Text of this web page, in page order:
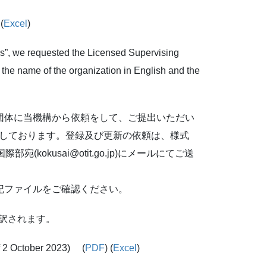
(Excel )
we requested the Licensed Supervising
name of the organization in English and the
に当機構から依頼をして、ご提出いただい
ております。登録及び更新の依頼は、様式
部宛(kokusai@otit.go.jp)にメールにてご送
ァイルをご確認ください。
されます。
2 October 2023) (PDF) (Excel )